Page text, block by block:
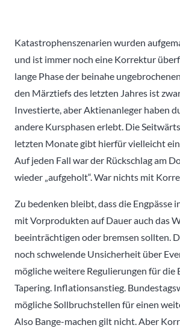
Katastrophenszenarien wurden
und ist immer noch eine Korrektur
lange Phase der beinahe
den Märztiefs des letzten Jahres ist
Investierte, aber Aktienanleger haben
andere Kursphasen erlebt. Die
letzten Monate gibt hierfür vielleicht
Auf jeden Fall war der Rückschlag am
wieder „aufgeholt“. War nichts mit
Zu bedenken bleibt, dass die Engpässe
mit Vorprodukten auf Dauer auch das
beeinträchtigen oder bremsen sollten.
noch schwelende Unsicherheit über
mögliche weitere Regulierungen für die
Tapering. Inflationsanstieg.
mögliche Sollbruchstellen für einen
Also Bange-machen gilt nicht. Aber